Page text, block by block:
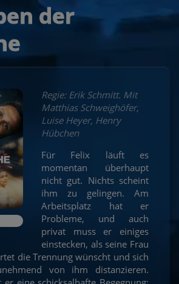
der
Regie: Erik Schmitt. Mit
Matthias Schweighöfer,
Luise Heyer, Henry
Hübchen
Für Felix läuft es
momentan überhaupt
nicht gut. Nichts scheint
ihm zu gelingen. Am
Arbeitsplatz hat er
Probleme, und auch
privat muss er einiges
einstecken, als seine Frau
die Trennung wünscht und sich
von ihm distanzieren.